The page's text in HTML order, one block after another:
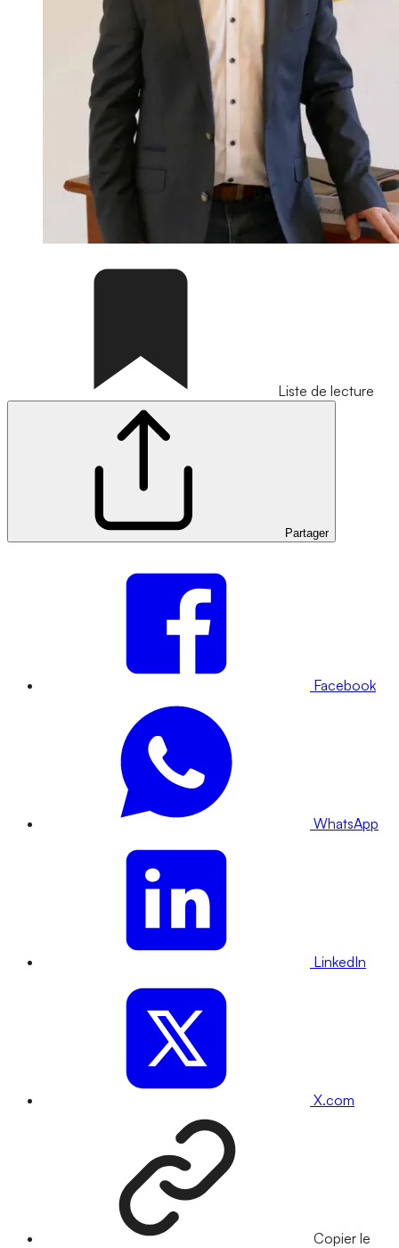
Liste de lecture
Partager
Facebook
WhatsApp
LinkedIn
X.com
Copier le